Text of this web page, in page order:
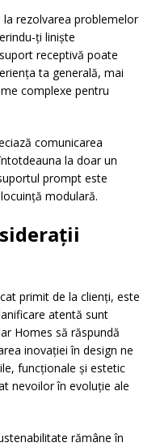
la rezolvarea problemelor
ți liniște
receptivă poate
ta generală, mai
complexe pentru
comunicarea
la doar un
prompt este
modulară.
primit de la clienți, este
atentă sunt
Homes să răspundă
inovației în design ne
funcționale și estetic
nevoilor în evoluție ale
rămâne în